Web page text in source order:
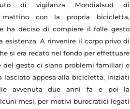
di vigilanza Mondialsud di
con la propria bicicletta,
ha deciso di compiere il folle gesto
A rinvenire il corpo privo di
si era recato nel fondo per effettuare
del gesto ci siano problemi familiari e
lasciato appesa alla bicicletta, iniziati
avvenuta due anni fa e poi la
mesi, per motivi burocratici legati